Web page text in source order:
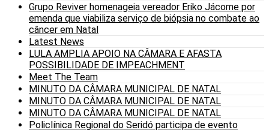
Grupo Reviver homenageia vereador Eriko Jácome por
emenda que viabiliza serviço de biópsia no combate ao
câncer em Natal
Latest News
LULA AMPLIA APOIO NA CÂMARA E AFASTA
POSSIBILIDADE DE IMPEACHMENT
Meet The Team
MINUTO DA CÂMARA MUNICIPAL DE NATAL
MINUTO DA CÂMARA MUNICIPAL DE NATAL
MINUTO DA CÂMARA MUNICIPAL DE NATAL
Policlínica Regional do Seridó participa de evento